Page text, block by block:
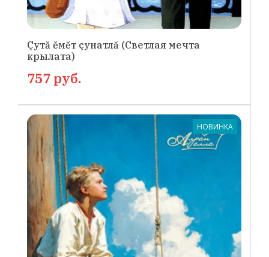
Çутă ĕмĕт çунатлă (Светлая мечта
крылата)
757 руб.
НОВИНКА